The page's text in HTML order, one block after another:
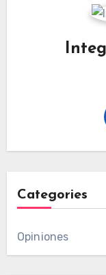
Categories
Opiniones